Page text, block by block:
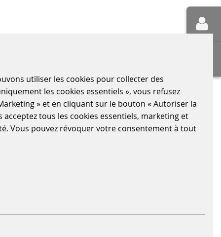
utiliser les cookies pour collecter des
les cookies essentiels », vous refusez
» et en cliquant sur le bouton « Autoriser la
tous les cookies essentiels, marketing et
Vous pouvez révoquer votre consentement à tout